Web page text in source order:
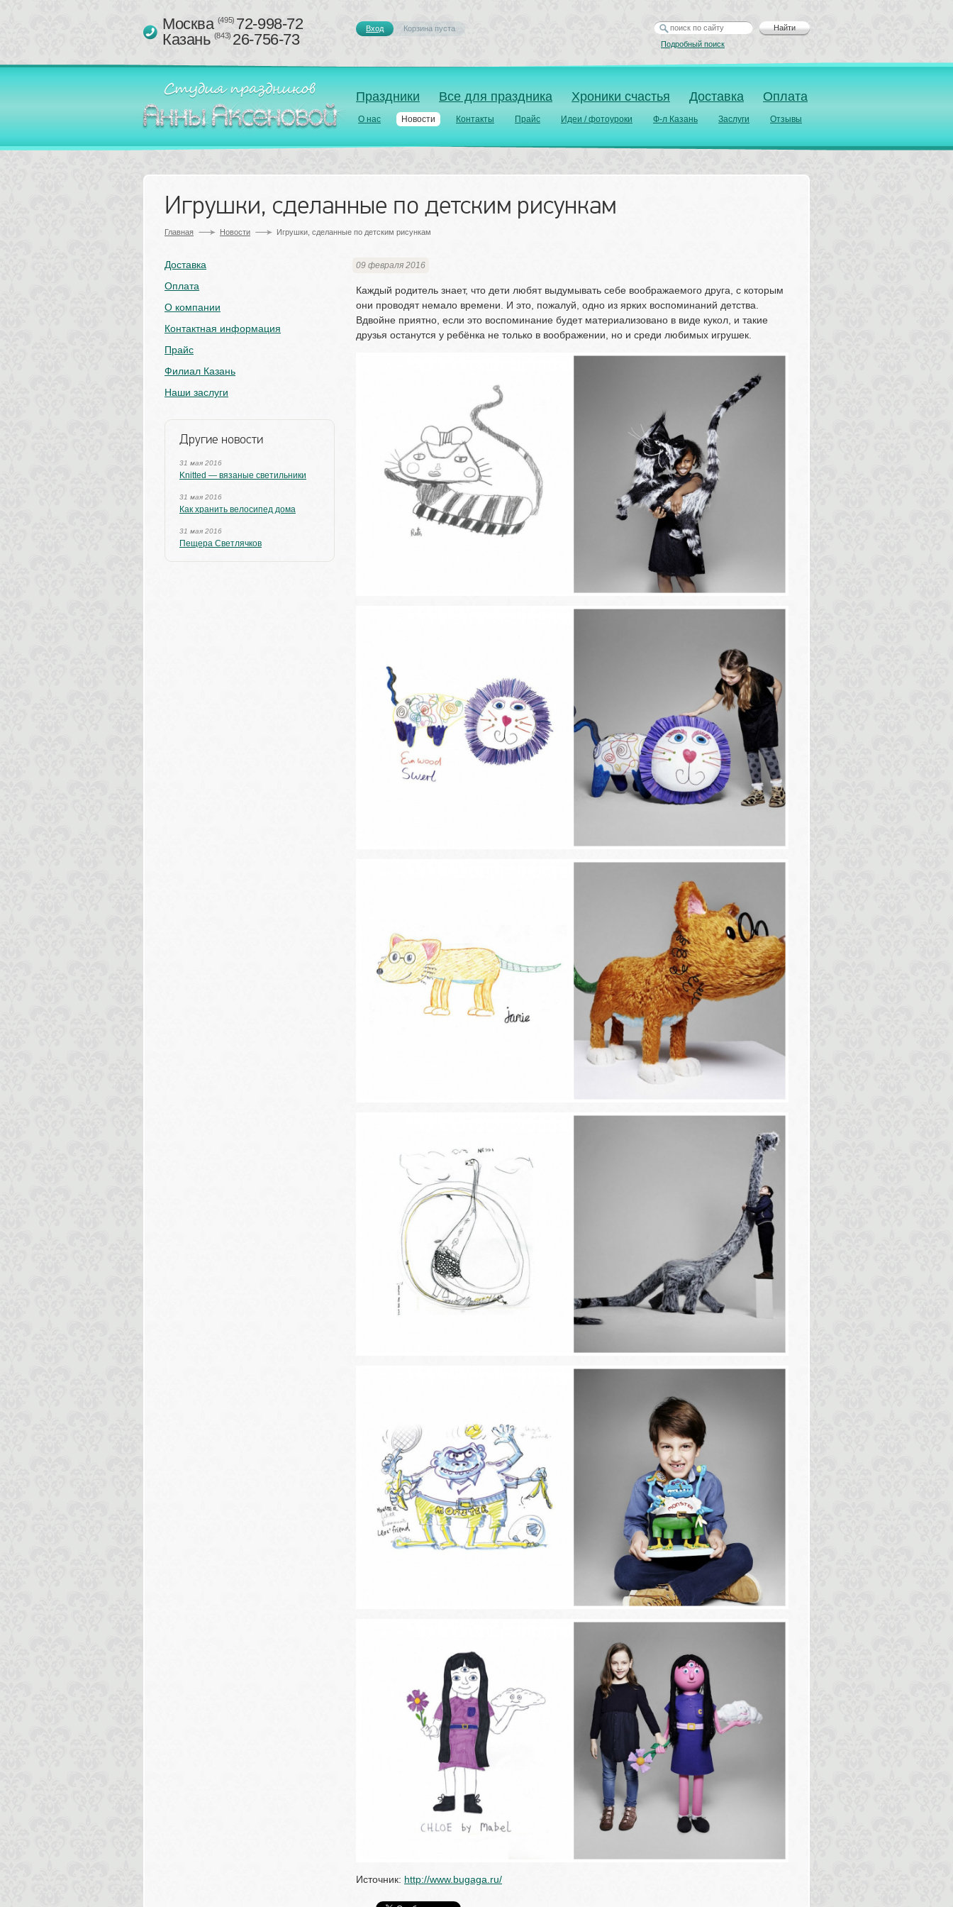
Праздники Все для праздника Хроники счастья Доставка Оплата
О нас Новости Контакты Прайс Идеи / фотоуроки Ф-л Казань Заслуги Отзывы
Москва (495)72-998-72
Казань (843)26-756-73
Вход Корзина пуста
Найти
Подробный поиск
Игрушки, сделанные по детским рисункам
Главная Новости Игрушки, сделанные по детским рисункам
09 февраля 2016
Каждый родитель знает, что дети любят выдумывать себе воображаемого друга, с которым
они проводят немало времени. И это, пожалуй, одно из ярких воспоминаний детства.
Вдвойне приятно, если это воспоминание будет материализовано в виде кукол, и такие
друзья останутся у ребёнка не только в воображении, но и среди любимых игрушек.
Источник: http://www.bugaga.ru/
Доставка
Оплата
О компании
Контактная информация
Прайс
Филиал Казань
Наши заслуги
Другие новости
31 мая 2016
Knitted — вязаные светильники
31 мая 2016
Как хранить велосипед дома
31 мая 2016
Пещера Светлячков